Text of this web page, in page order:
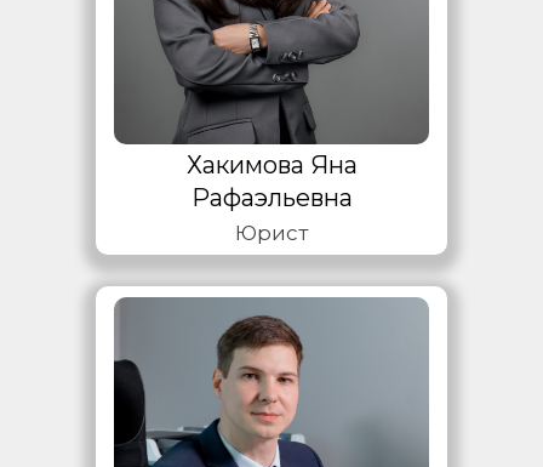
Хакимова Яна
Рафаэльевна
Юрист